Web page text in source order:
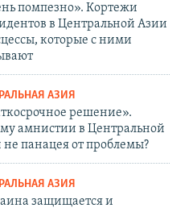
помпезно». Кортежи
в Центральной Азии
которые с ними
АЗИЯ
решение».
амнистии в Центральной
панацея от проблемы?
АЗИЯ
защищается и